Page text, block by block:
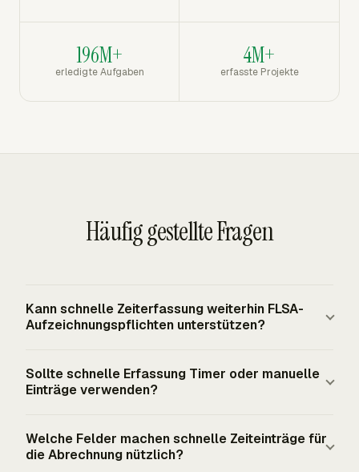
196M+
erledigte Aufgaben
4M+
erfasste Projekte
Häufig gestellte Fragen
Kann schnelle Zeiterfassung weiterhin FLSA-
Aufzeichnungspflichten unterstützen?
genaue Aufzeichnungen für nicht freigestellte
Arbeitnehmer zu führen, verlangt aber kein bestimmtes
funktionieren, wenn sie die an jedem Arbeitstag
geleisteten Stunden und die insgesamt in jeder
Sollte schnelle Erfassung Timer oder manuelle
Einträge verwenden?
weil sie Zeit erfassen, während sie anfällt. Manuelle
Einträge funktionieren für Korrekturen, Offline-Arbeit oder
Welche Felder machen schnelle Zeiteinträge für
die Abrechnung nützlich?